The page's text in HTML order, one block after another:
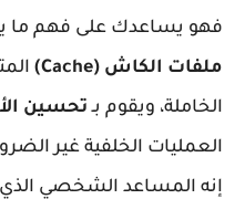
فهو يساعدك على فهم
ملفات الكاش (Cache)
الخاملة، ويقوم بـ تحسين
العمليات الخلفية غير
إنه المساعد الشخصي